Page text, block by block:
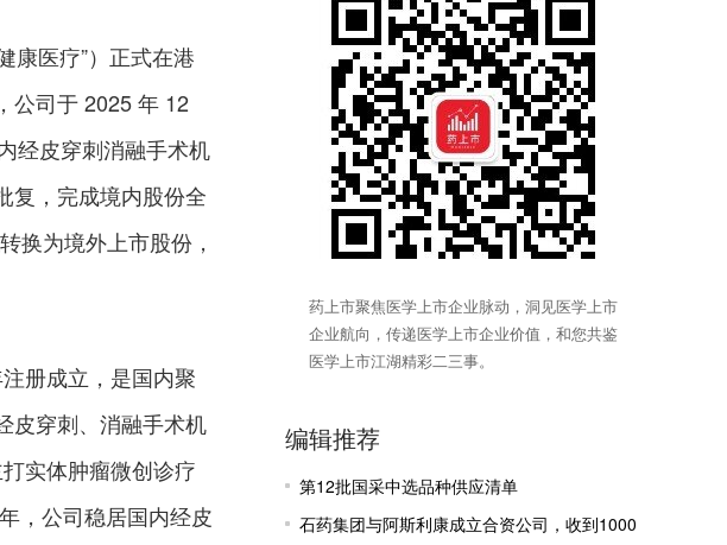
康医疗”）正式在港
公司于 2025 年 12
经皮穿刺消融手术机
复，完成境内股份全
换为境外上市股份，
册成立，是国内聚
皮穿刺、消融手术机
实体肿瘤微创诊疗
，公司稳居国内经皮
药上市聚焦医学上市企业脉动，洞见医学上市
企业航向，传递医学上市企业价值，和您共鉴
医学上市江湖精彩二三事。
编辑推荐
第12批国采中选品种供应清单
石药集团与阿斯利康成立合资公司，收到1000